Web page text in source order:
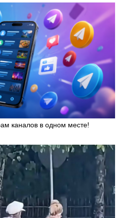
каналов в одном месте!